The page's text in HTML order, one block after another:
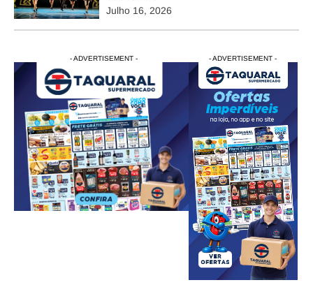
Julho 16, 2026
- ADVERTISEMENT - -
- ADVERTISEMENT - - ADVERTISEMENT -